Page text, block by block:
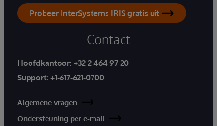
Probeer InterSystems IRIS gratis uit
Contact
Hoofdkantoor: +32 2 464 97 20
Support: +1-617-621-0700
Algemene vragen
Ondersteuning per e-mail